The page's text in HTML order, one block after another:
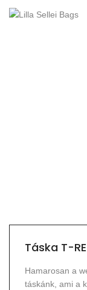
Táska T-
Hamarosan a
táskánk, ami a